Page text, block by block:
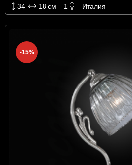
34 18см 1 Италия
-15%